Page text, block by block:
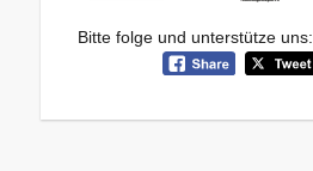
Bitte folge und unterstütze uns: